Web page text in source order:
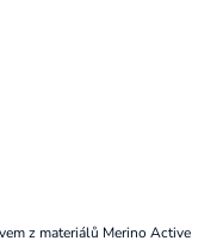
z materiálů Merino Active